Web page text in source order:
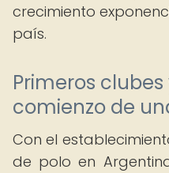
crecimiento
país.
Primeros clubes
comienzo de
Con el
de polo en